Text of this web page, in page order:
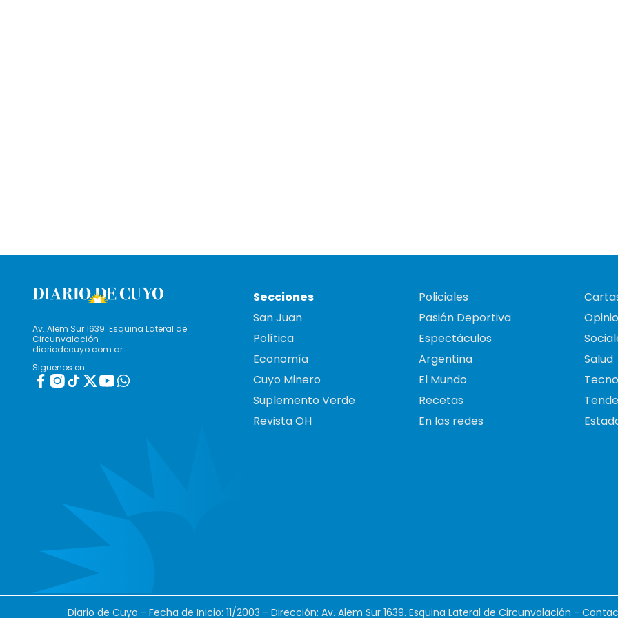
Av. Alem Sur 1639. Esquina Lateral de
Circunvalación
diariodecuyo.com.ar
Siguenos en:
Secciones
San Juan
Política
Economía
Cuyo Minero
Suplemento Verde
Revista OH
Policiales
Pasión Deportiva
Espectáculos
Argentina
El Mundo
Recetas
En las redes
Salud
Diario de Cuyo - Fecha de Inicio: 11/2003 - Dirección: Av. Alem Sur 1639. Esquina Lateral de Circunvalación -